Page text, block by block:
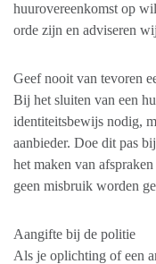
huurovereenkomst op
orde zijn en adviseren
Geef nooit van tevoren
Bij het sluiten van een
identiteitsbewijs nodig,
aanbieder. Doe dit pas
het maken van
geen misbruik worden
Aangifte bij de politie
Als je oplichting of een